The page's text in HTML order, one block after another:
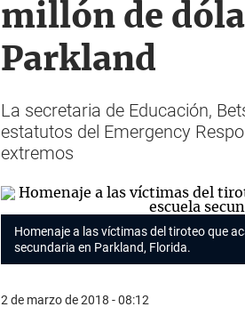
millón de
Parkland
La secretaria de Educación,
estatutos del Emergency
extremos
Homenaje a las víctimas del tiroteo que
secundaria en Parkland, Florida.
2 de marzo de 2018 - 08:12